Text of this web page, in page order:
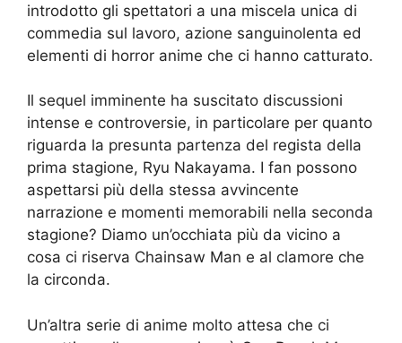
introdotto gli spettatori a una miscela unica di
commedia sul lavoro, azione sanguinolenta ed
elementi di horror anime che ci hanno catturato.
Il sequel imminente ha suscitato discussioni
intense e controversie, in particolare per quanto
riguarda la presunta partenza del regista della
prima stagione, Ryu Nakayama. I fan possono
aspettarsi più della stessa avvincente
narrazione e momenti memorabili nella seconda
stagione? Diamo un’occhiata più da vicino a
cosa ci riserva Chainsaw Man e al clamore che
la circonda.
Un’altra serie di anime molto attesa che ci